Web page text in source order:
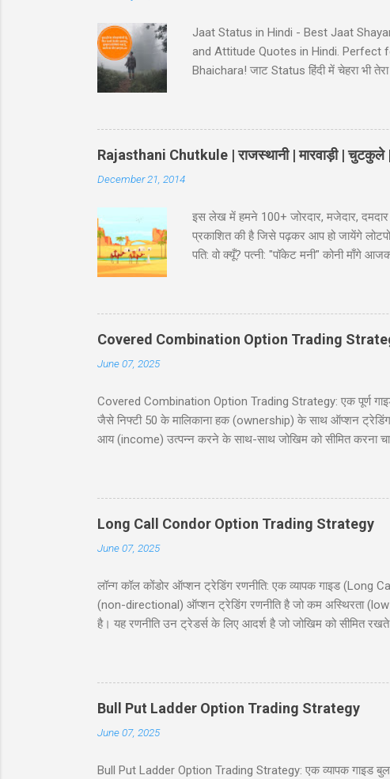
Jaat Status in Hindi - Best Jaat
and Attitude Quotes in Hindi. Perfect
Bhaichara! जाट Status हिंदी में चेहरा भी
इतना किसी के बाप मेँ दम नही..!! 39-Jaat-
Jaat Attitude Status अंदाज़ कुछ अलग सै
Rajasthani Chutkule | राजस्थानी | मारवाड़ी | चुटकुले
December 21, 2014
इस लेख में हमने 100+ जोरदार, मजेदार,
प्रकाशित की है जिसे पढ़कर आप हो जायेंगे
पति: वो क्यूँ? पत्नी: "पॉकेट मनी" कोनी माँगे
मारवाड़ी चुटकुले जोक्स - धणी- आज सजधज के
फोटू भी तो छपसी राजस्थानी कॉमेडी - स्कूल के
‘सावधान’। कोई हिला तक नहीं। निरीक्षक :
Covered Combination Option Trading
June 07, 2025
Covered Combination Option Trading Strategy: एक पूर्ण
जैसे निफ्टी 50 के मालिकाना हक (ownership) के साथ ऑप्शन ट्रेडिंग
आय (income) उत्पन्न करने के साथ-साथ जोखिम को सीमित करना
सावधानियां शामिल हैं। यह पोस्ट नये और अनुभवी व्यापारियों के लिए
करने में मदद करना है। सामग्री (Table of Contents) 1. परिचय
Long Call Condor Option Trading Strategy
June 07, 2025
लॉन्ग कॉल कोंडोर ऑप्शन ट्रेडिंग रणनीति: एक व्यापक गाइड
(non-directional) ऑप्शन ट्रेडिंग रणनीति है जो कम अस्थिरता
है। यह रणनीति उन ट्रेडर्स के लिए आदर्श है जो जोखिम को सीमित
देगी, जिसमें निफ्टी 50 इंडेक्स (Nifty 50 Index) का उदाहरण,
(risk and reward), और बहुत कुछ शामिल है। चाहे आप नौसिखिया
Bull Put Ladder Option Trading Strategy
June 07, 2025
Bull Put Ladder Option Trading Strategy: एक व्यापक गाइड